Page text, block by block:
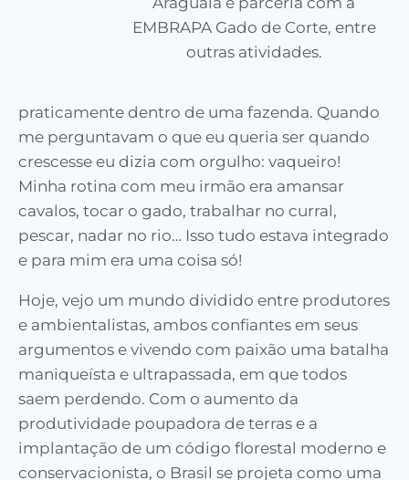
EMBRAPA Gado de Corte, entre
outras atividades.
praticamente dentro de uma fazenda. Quando
me perguntavam o que eu queria ser quando
crescesse eu dizia com orgulho: vaqueiro!
Minha rotina com meu irmão era amansar
cavalos, tocar o gado, trabalhar no curral,
pescar, nadar no rio… Isso tudo estava integrado
e para mim era uma coisa só!
Hoje, vejo um mundo dividido entre produtores
e ambientalistas, ambos confiantes em seus
argumentos e vivendo com paixão uma batalha
maniqueísta e ultrapassada, em que todos
saem perdendo. Com o aumento da
produtividade poupadora de terras e a
implantação de um código florestal moderno e
conservacionista, o Brasil se projeta como uma